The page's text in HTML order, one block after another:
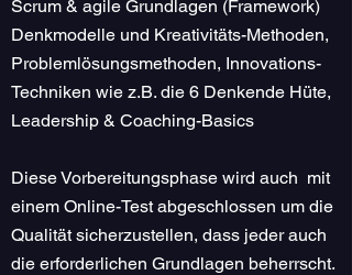
Scrum & agile Grundlagen (Framework)
Denkmodelle und Kreativitäts-Methoden,
Problemlösungsmethoden, Innovations-
Techniken wie z.B. die 6 Denkende Hüte,
Leadership & Coaching-Basics
Diese Vorbereitungsphase wird auch mit
einem Online-Test abgeschlossen um die
Qualität sicherzustellen, dass jeder auch
die erforderlichen Grundlagen beherrscht.